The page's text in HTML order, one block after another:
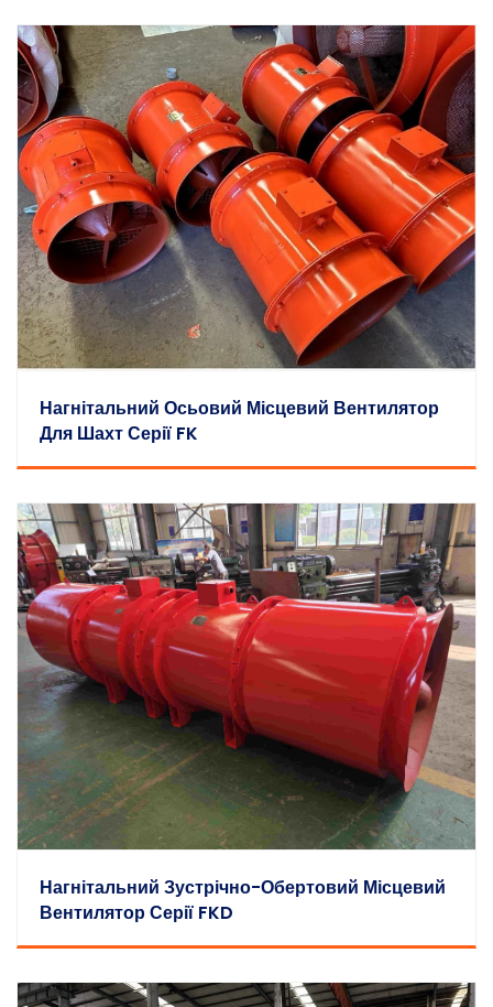
Нагнітальний Осьовий Місцевий Вентилятор
Для Шахт Серії FK
Нагнітальний Зустрічно-Обертовий Місцевий
Вентилятор Серії FKD